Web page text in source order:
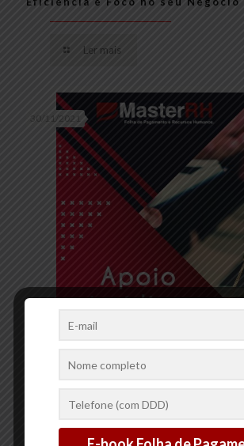
Ler mais
30/11/2021
Ler mais